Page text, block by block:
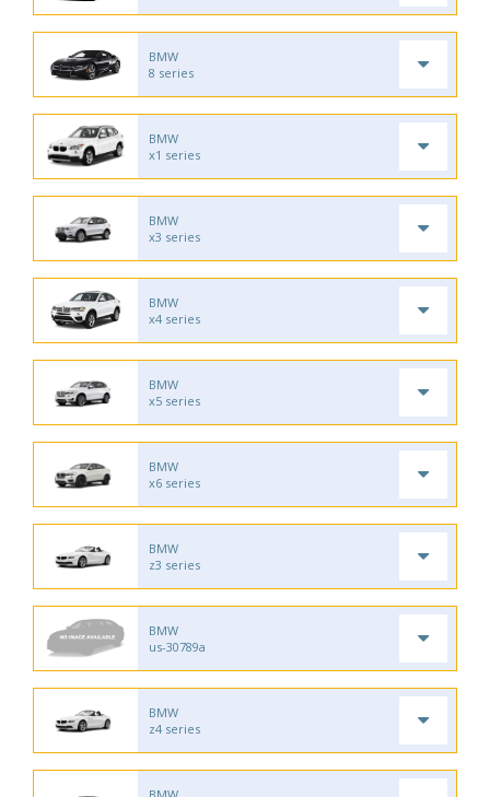
BMW
8 series
BMW
x1 series
BMW
x3 series
BMW
x4 series
BMW
x5 series
BMW
x6 series
BMW
z3 series
BMW
us-30789a
BMW
z4 series